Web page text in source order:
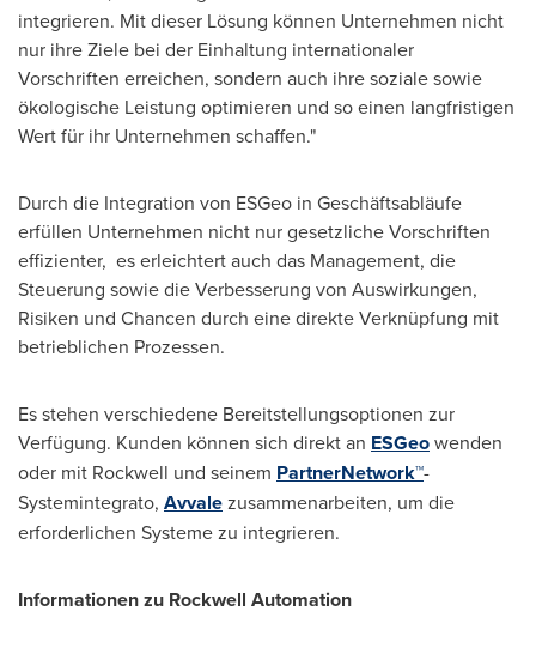
integrieren. Mit dieser Lösung können Unternehmen nicht
nur ihre Ziele bei der Einhaltung internationaler
Vorschriften erreichen, sondern auch ihre soziale sowie
ökologische Leistung optimieren und so einen langfristigen
Wert für ihr Unternehmen schaffen."
Durch die Integration von ESGeo in Geschäftsabläufe
erfüllen Unternehmen nicht nur gesetzliche Vorschriften
effizienter, es erleichtert auch das Management, die
Steuerung sowie die Verbesserung von Auswirkungen,
Risiken und Chancen durch eine direkte Verknüpfung mit
betrieblichen Prozessen.
Es stehen verschiedene Bereitstellungsoptionen zur
Verfügung. Kunden können sich direkt an ESGeowenden
oder mit Rockwell und seinem PartnerNetwork™-
Systemintegrato, Avvalezusammenarbeiten, um die
erforderlichen Systeme zu integrieren.
Informationen zu Rockwell Automation